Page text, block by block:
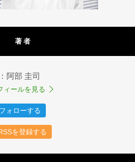
著者
阿部 圭司
ィールを見る
フォローする
を登録する